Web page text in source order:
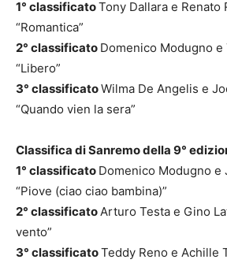
1° classificatoTony Dallara e Renato
“Romantica”
2° classificato Domenico Modugno e
“Libero”
3° classificatoWilma De Angelis e
“Quando vien la sera”
Classifica di Sanremo della 9°
1° classificato Domenico Modugno e
“Piove (ciao ciao bambina)”
2° classificatoArturo Testa e Gino
vento”
3° classificatoTeddy Reno e Achille